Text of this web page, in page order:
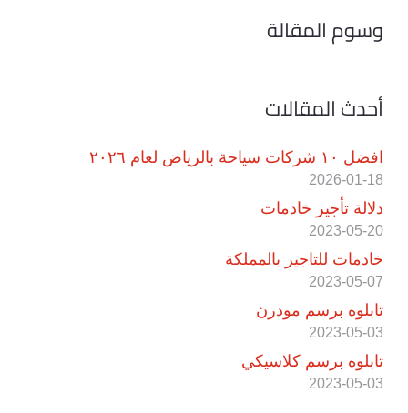
وسوم المقالة
أحدث المقالات
افضل ١٠ شركات سياحة بالرياض لعام ٢٠٢٦
2026-01-18
دلالة تأجير خادمات
2023-05-20
خادمات للتاجير بالمملكة
2023-05-07
تابلوه برسم مودرن
2023-05-03
تابلوه برسم كلاسيكي
2023-05-03